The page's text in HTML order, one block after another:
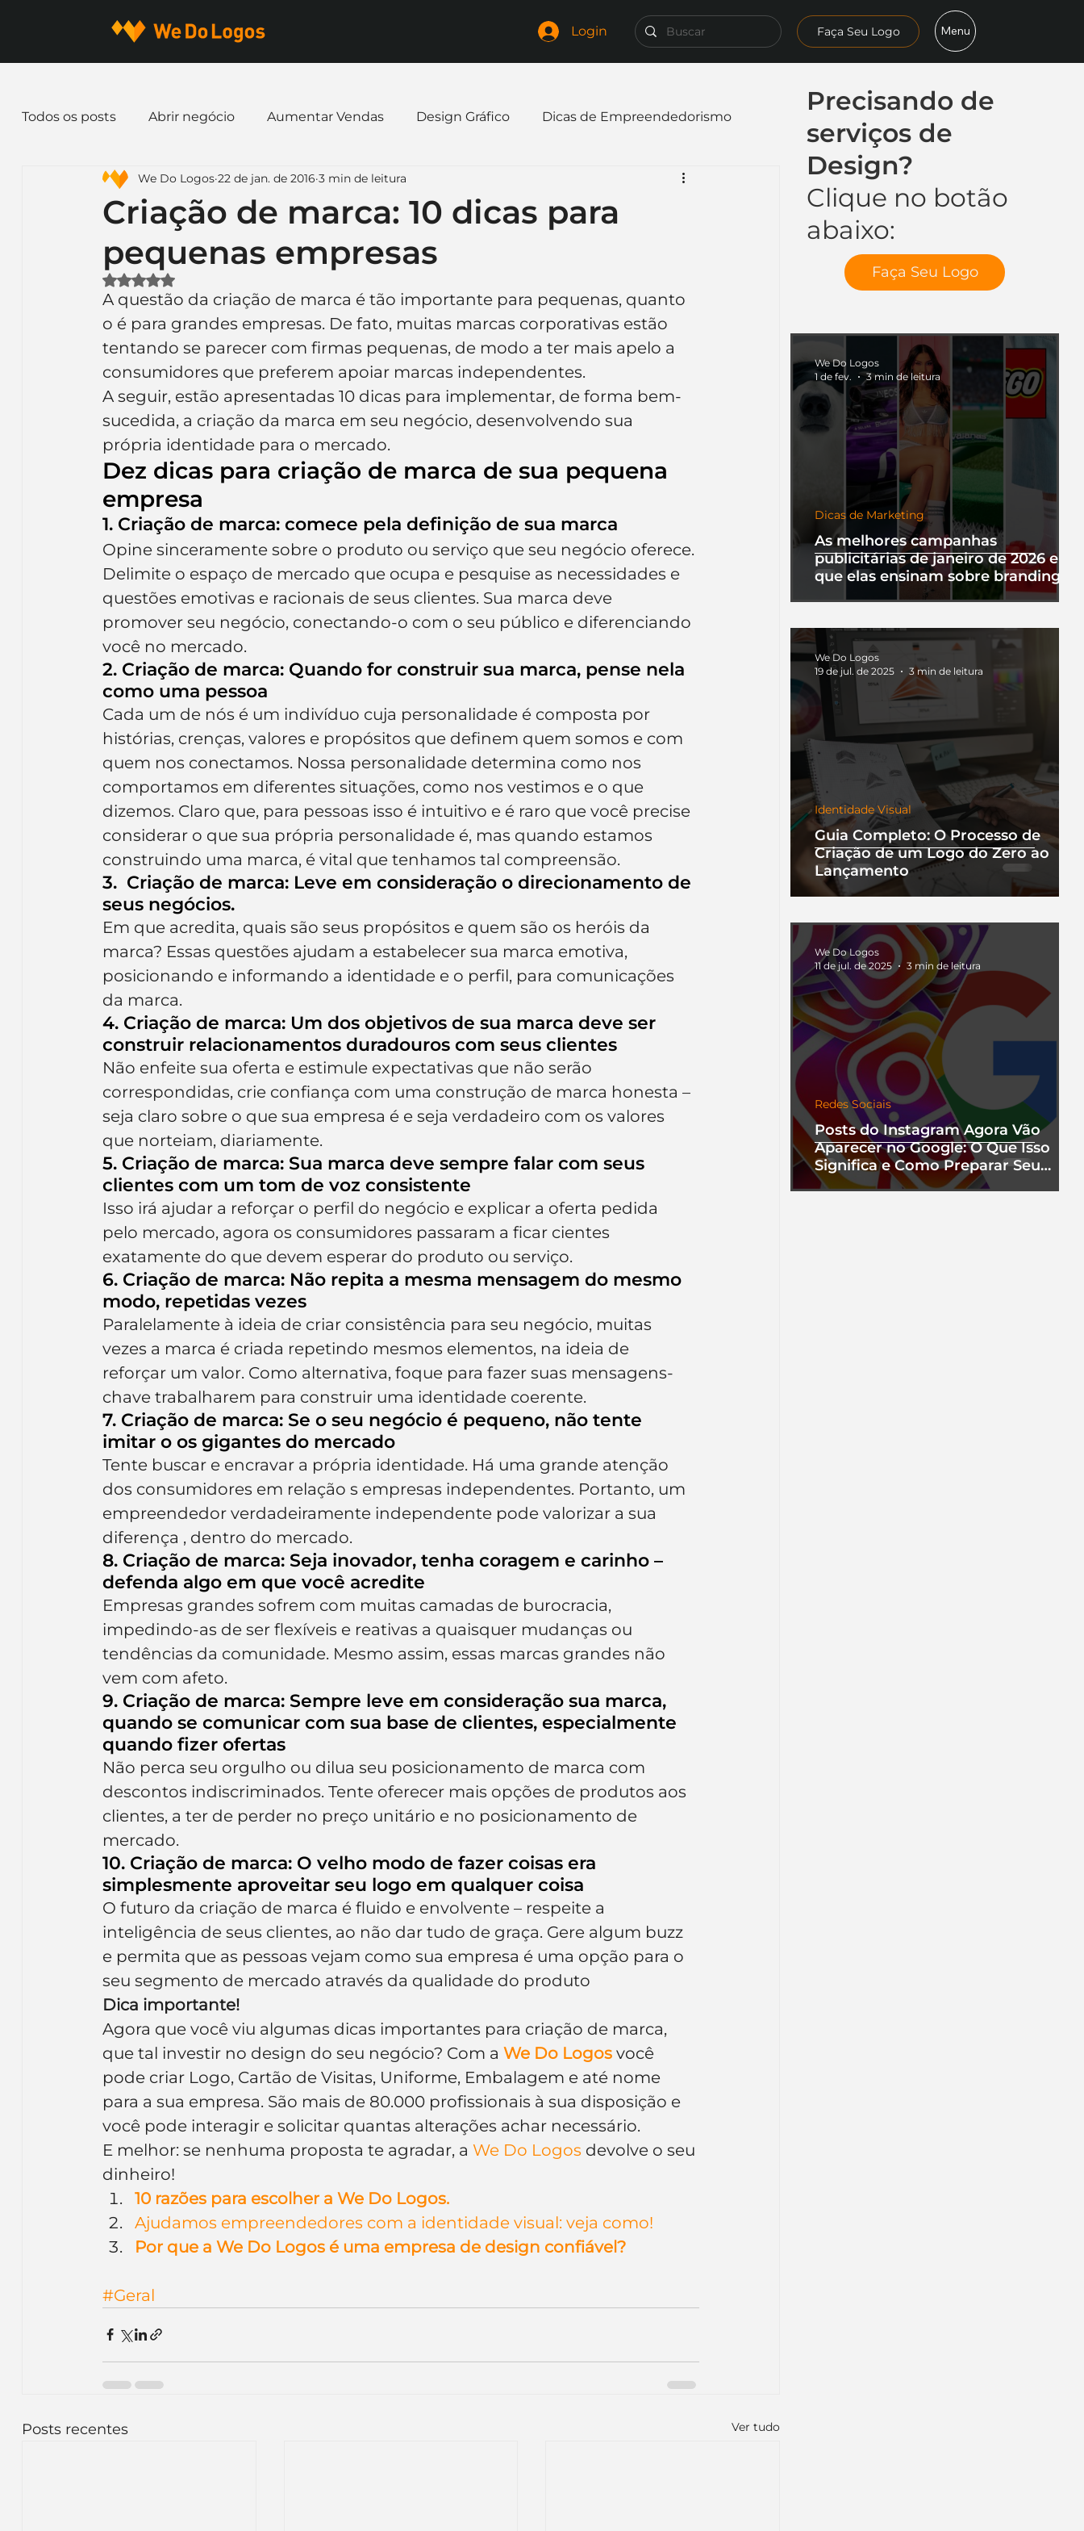
Login Faça Seu Logo Menu
Precisando de
serviços de
Design?
Clique no botão
abaixo:
Faça Seu Logo
As melhores campanhas
publicitárias de janeiro de 2026 e o
que elas ensinam sobre branding
Dicas de Marketing
We Do Logos
1 de fev.
3 min de leitura
Guia Completo: O Processo de
Criação de um Logo do Zero ao
Lançamento
Identidade Visual
We Do Logos
19 de jul. de 2025
3 min de leitura
Posts do Instagram Agora Vão
Aparecer no Google: O Que Isso
Significa e Como Preparar Seu
Perfil
Redes Sociais
We Do Logos
11 de jul. de 2025
3 min de leitura
Todos os posts Abrir negócio Aumentar Vendas Design Gráfico Dicas de Empreendedorismo
Dicas de Marketing Email marketing Expandir negócio
Identidade Visual Marca Nome para Empresa Logo
Ferramentas Curiosidades Frases Logotipo
Inteligência Artificial Embalagens nome de empresa Branding
Criação de marca: 10 dicas para
pequenas empresas
We Do Logos 22 de jan. de 2016 3 min de leitura
Avaliado com NaN de 5 estrelas.
A questão da criação de marca é tão importante para pequenas, quanto
o é para grandes empresas. De fato, muitas marcas corporativas estão
tentando se parecer com firmas pequenas, de modo a ter mais apelo a
consumidores que preferem apoiar marcas independentes.
A seguir, estão apresentadas 10 dicas para implementar, de forma bem-
sucedida, a criação da marca em seu negócio, desenvolvendo sua
própria identidade para o mercado.
Dez dicas para criação de marca de sua pequena
empresa
1. Criação de marca: comece pela definição de sua marca
Opine sinceramente sobre o produto ou serviço que seu negócio oferece.
Delimite o espaço de mercado que ocupa e pesquise as necessidades e
questões emotivas e racionais de seus clientes. Sua marca deve
promover seu negócio, conectando-o com o seu público e diferenciando
você no mercado.
2. Criação de marca: Quando for construir sua marca, pense nela
como uma pessoa
Cada um de nós é um indivíduo cuja personalidade é composta por
histórias, crenças, valores e propósitos que definem quem somos e com
quem nos conectamos. Nossa personalidade determina como nos
comportamos em diferentes situações, como nos vestimos e o que
dizemos. Claro que, para pessoas isso é intuitivo e é raro que você precise
considerar o que sua própria personalidade é, mas quando estamos
construindo uma marca, é vital que tenhamos tal compreensão.
3.  Criação de marca: Leve em consideração o direcionamento de
seus negócios.
Em que acredita, quais são seus propósitos e quem são os heróis da
marca? Essas questões ajudam a estabelecer sua marca emotiva,
posicionando e informando a identidade e o perfil, para comunicações
da marca.
4. Criação de marca: Um dos objetivos de sua marca deve ser
construir relacionamentos duradouros com seus clientes
Não enfeite sua oferta e estimule expectativas que não serão
correspondidas, crie confiança com uma construção de marca honesta –
seja claro sobre o que sua empresa é e seja verdadeiro com os valores
que norteiam, diariamente.
5. Criação de marca: Sua marca deve sempre falar com seus
clientes com um tom de voz consistente
Isso irá ajudar a reforçar o perfil do negócio e explicar a oferta pedida
pelo mercado, agora os consumidores passaram a ficar cientes
exatamente do que devem esperar do produto ou serviço.
6. Criação de marca: Não repita a mesma mensagem do mesmo
modo, repetidas vezes
Paralelamente à ideia de criar consistência para seu negócio, muitas
vezes a marca é criada repetindo mesmos elementos, na ideia de
reforçar um valor. Como alternativa, foque para fazer suas mensagens-
chave trabalharem para construir uma identidade coerente.
7. Criação de marca: Se o seu negócio é pequeno, não tente
imitar o os gigantes do mercado
Tente buscar e encravar a própria identidade. Há uma grande atenção
dos consumidores em relação s empresas independentes. Portanto, um
empreendedor verdadeiramente independente pode valorizar a sua
diferença , dentro do mercado.
8. Criação de marca: Seja inovador, tenha coragem e carinho –
defenda algo em que você acredite
Empresas grandes sofrem com muitas camadas de burocracia,
impedindo-as de ser flexíveis e reativas a quaisquer mudanças ou
tendências da comunidade. Mesmo assim, essas marcas grandes não
vem com afeto.
9. Criação de marca: Sempre leve em consideração sua marca,
quando se comunicar com sua base de clientes, especialmente
quando fizer ofertas
Não perca seu orgulho ou dilua seu posicionamento de marca com
descontos indiscriminados. Tente oferecer mais opções de produtos aos
clientes, a ter de perder no preço unitário e no posicionamento de
mercado.
10. Criação de marca: O velho modo de fazer coisas era
simplesmente aproveitar seu logo em qualquer coisa
O futuro da criação de marca é fluido e envolvente – respeite a
inteligência de seus clientes, ao não dar tudo de graça. Gere algum buzz
e permita que as pessoas vejam como sua empresa é uma opção para o
seu segmento de mercado através da qualidade do produto
Dica importante!
Agora que você viu algumas dicas importantes para criação de marca,
que tal investir no design do seu negócio? Com a We Do Logos você
pode criar Logo, Cartão de Visitas, Uniforme, Embalagem e até nome
para a sua empresa. São mais de 80.000 profissionais à sua disposição e
você pode interagir e solicitar quantas alterações achar necessário.
E melhor: se nenhuma proposta te agradar, a We Do Logos devolve o seu
dinheiro!
10 razões para escolher a We Do Logos.
Ajudamos empreendedores com a identidade visual: veja como!
Por que a We Do Logos é uma empresa de design confiável?
#Geral
Posts recentes Ver tudo